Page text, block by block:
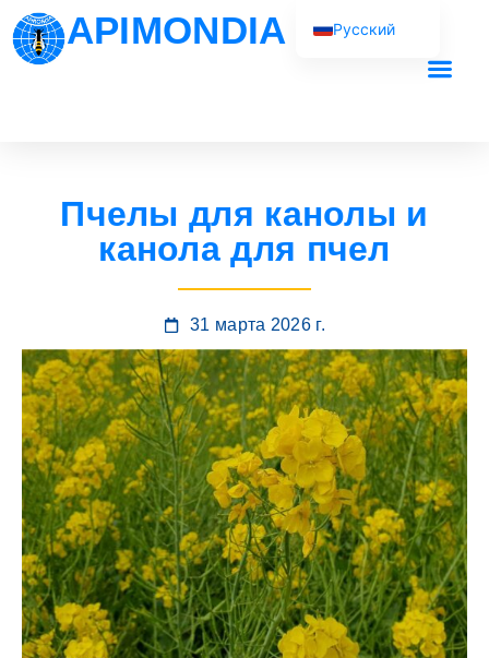
APIMONDIA
Пчелы для канолы и
канола для пчел
31 марта 2026 г.
Русский
العربية